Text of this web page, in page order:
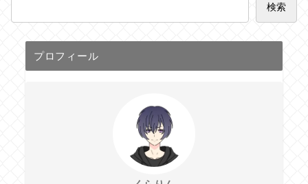
検索
プロフィール